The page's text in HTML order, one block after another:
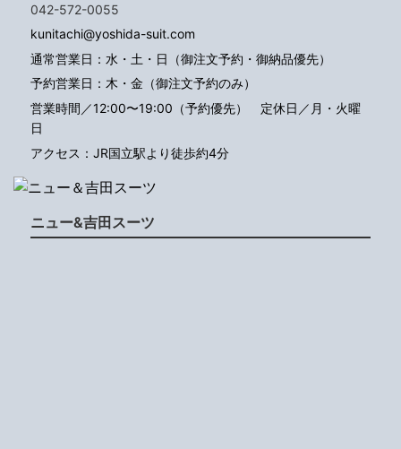
042-572-0055
kunitachi@yoshida-suit.com
通常営業日：水・土・日（御注文予約・御納品優先）
予約営業日：木・金（御注文予約のみ）
営業時間／12:00〜19:00（予約優先） 定休日／月・火曜
日
アクセス：JR国立駅より徒歩約4分
ニュー&吉田スーツ